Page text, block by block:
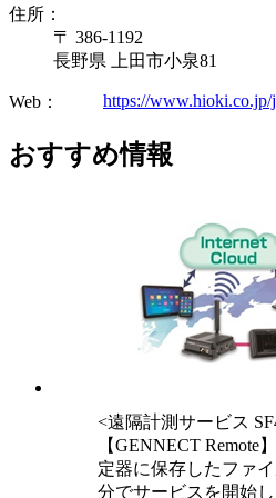
住所：
〒 386-1192
長野県 上田市小泉81
Web： https://www.hioki.co.jp/
おすすめ情報
<遠隔計測サービス
【GENNECT
定器に保存したファ
分でサービスを開始